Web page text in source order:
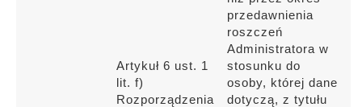
Artykuł 6 ust. 1
lit. f)
Rozporządzenia
przedawnienia
roszczeń
Administratora w
stosunku do
osoby, której dane
dotyczą, z tytułu